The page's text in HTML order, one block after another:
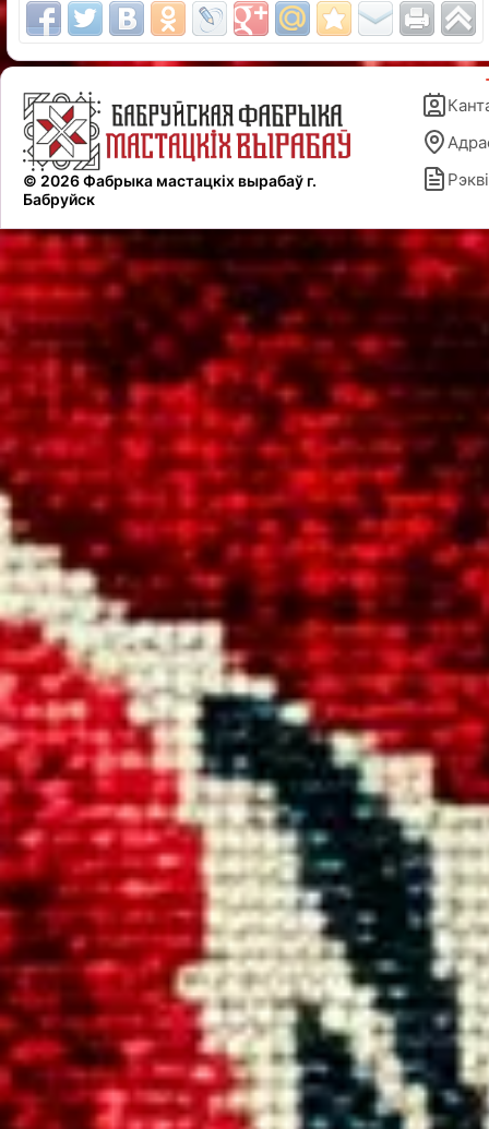
© 2026 Фабрыка мастацкіх вырабаў г.
Бабруйск